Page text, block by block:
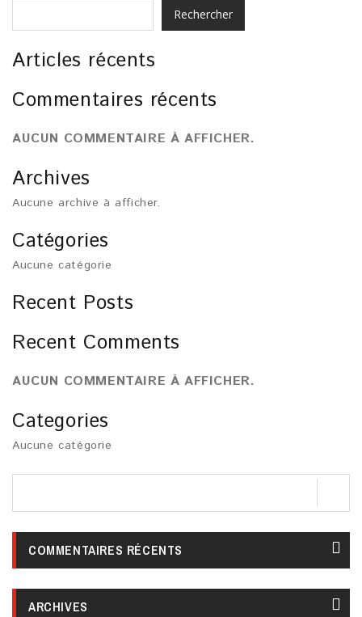
Rechercher
Articles récents
Commentaires récents
AUCUN COMMENTAIRE À AFFICHER.
Archives
Aucune archive à afficher.
Catégories
Aucune catégorie
Recent Posts
Recent Comments
AUCUN COMMENTAIRE À AFFICHER.
Categories
Aucune catégorie
COMMENTAIRES RÉCENTS
ARCHIVES